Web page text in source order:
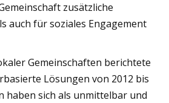
zusätzliche
auch für soziales Engagement
Gemeinschaften berichtete
Lösungen von 2012 bis
haben sich als unmittelbar und